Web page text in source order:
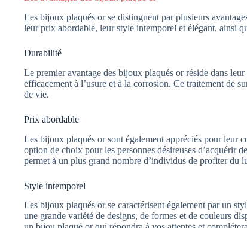
Les bijoux plaqués or se distinguent par plusieurs
leur prix abordable, leur style intemporel et élégant, ainsi
Durabilité
Le premier avantage des bijoux plaqués or réside dans
efficacement à l’usure et à la corrosion. Ce traitement de
de vie.
Prix abordable
Les bijoux plaqués or sont également appréciés pour leur
option de choix pour les personnes désireuses d’acquérir
permet à un plus grand nombre d’individus de profiter du
Style intemporel
Les bijoux plaqués or se caractérisent également par un
une grande variété de designs, de formes et de couleurs